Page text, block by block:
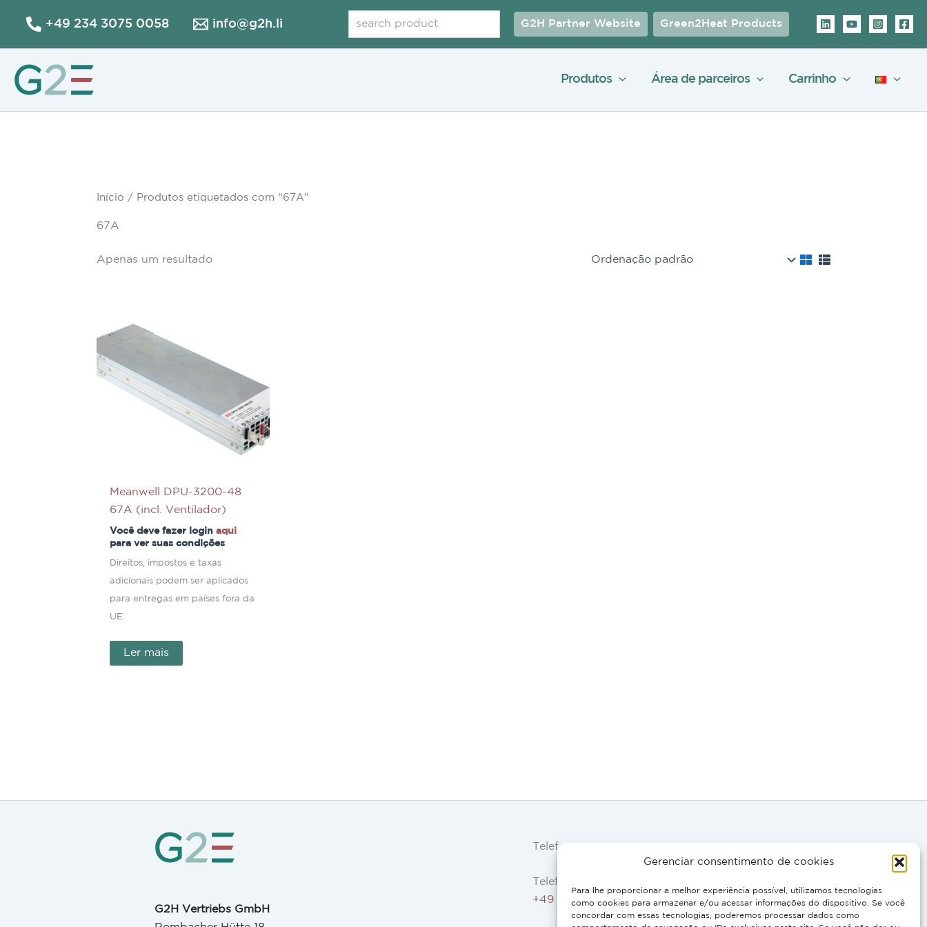
Gerenciar consentimento de cookies
Para lhe proporcionar a melhor experiência possível, utilizamos tecnologias
como cookies para armazenar e/ou acessar informações do dispositivo. Se você
concordar com essas tecnologias, poderemos processar dados como
+49 234 3075 0058 info@g2h.li G2H Partner Website Green2Heat Products
Produtos Área de parceiros Carrinho
Início / Produtos etiquetados com “67A”
67A
Apenas um resultado
Meanwell DPU-3200-48
67A (incl. Ventilador)
Você deve fazer loginaqui
para ver suas condições
Direitos, impostos e taxas
adicionais podem ser aplicados
para entregas em países fora da
UE.
Ler mais
G2H Vertriebs GmbH
Telefone
Telefone AT, DE, EN:
+49 9503 5044 0695